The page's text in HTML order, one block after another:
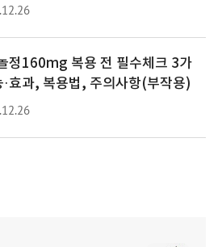
정160mg 복용 전 필수체크 3가
·효과, 복용법, 주의사항(부작용)